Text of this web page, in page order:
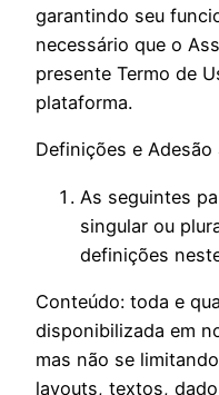
garantindo seu
necessário que o
presente Termo de
plataforma.
Definições e
As seguintes
singular ou
definições
Conteúdo: toda e
disponibilizada em
mas não se
layouts, textos,